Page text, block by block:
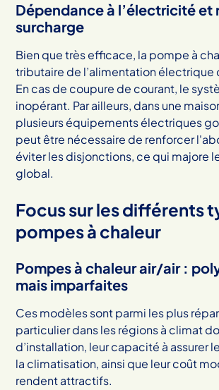
Dépendance à l’électricité et
surcharge
Bien que très efficace, la pompe à
tributaire de l’alimentation électrique
En cas de coupure de courant, le
inopérant. Par ailleurs, dans une
plusieurs équipements électriques
peut être nécessaire de renforcer
éviter les disjonctions, ce qui majore
global.
Focus sur les différents
pompes à chaleur
Pompes à chaleur air/air :
mais imparfaites
Ces modèles sont parmi les plus
particulier dans les régions à climat
d’installation, leur capacité à assurer
la climatisation, ainsi que leur coût
rendent attractifs.